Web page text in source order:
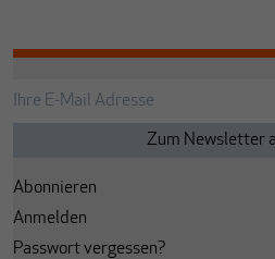
Abonnieren
Anmelden
Passwort vergessen?